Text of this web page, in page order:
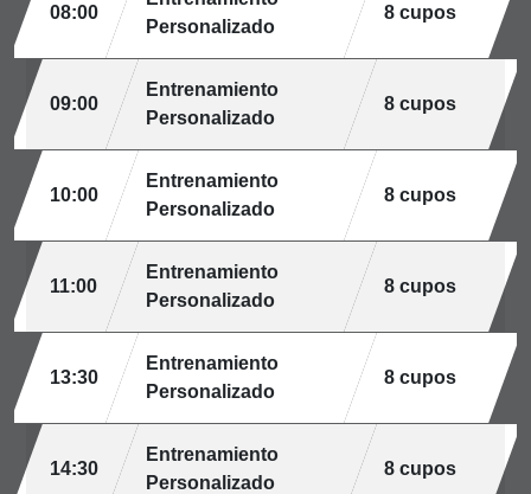
08:00
Personalizado
8 cupos
09:00
Entrenamiento
Personalizado
8 cupos
10:00
Entrenamiento
Personalizado
8 cupos
11:00
Entrenamiento
Personalizado
8 cupos
13:30
Entrenamiento
Personalizado
8 cupos
14:30
Entrenamiento
Personalizado
8 cupos